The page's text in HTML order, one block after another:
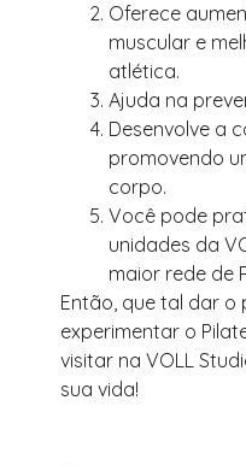
Oferece
muscular e
atlética.
Ajuda na
Desenvolve a
promovendo
corpo.
Você pode
unidades da
maior rede de
Então, que tal dar o
experimentar o
visitar na VOLL
sua vida!